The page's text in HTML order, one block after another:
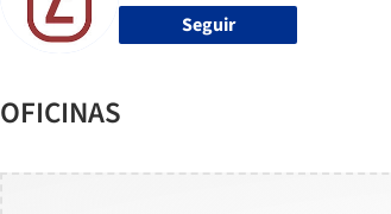
Seguir
OFICINAS